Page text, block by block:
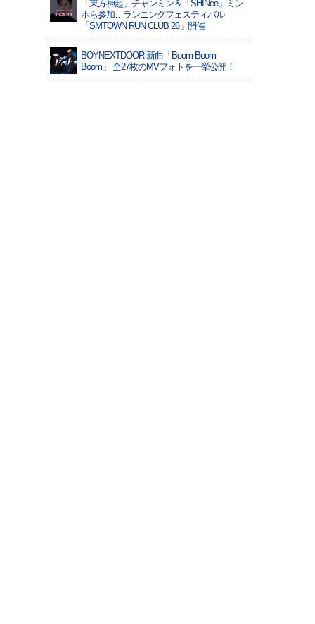
「東方神起」チャンミン＆「SHINee」ミン
ホら参加…ランニングフェスティバル
「SMTOWN RUN CLUB 26」開催
BOYNEXTDOOR 新曲「Boom Boom
Boom」 全27枚のMVフォトを一挙公開！